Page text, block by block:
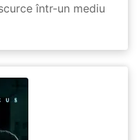
într-un mediu